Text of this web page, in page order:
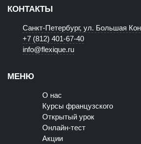
КОНТАКТЫ
Санкт-Петербург, ул. Большая
+7 (812) 401-67-40
info@flexique.ru
МЕНЮ
О нас
Курсы французского
Открытый урок
Онлайн-тест
Акции